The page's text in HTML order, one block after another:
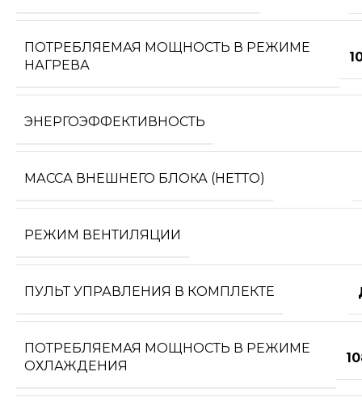
ПОТРЕБЛЯЕМАЯ МОЩНОСТЬ В РЕЖИМЕ
НАГРЕВА
ЭНЕРГОЭФФЕКТИВНОСТЬ
МАССА ВНЕШНЕГО БЛОКА (НЕТТО)
РЕЖИМ ВЕНТИЛЯЦИИ
ПУЛЬТ УПРАВЛЕНИЯ В КОМПЛЕКТЕ
ПОТРЕБЛЯЕМАЯ МОЩНОСТЬ В РЕЖИМЕ
ОХЛАЖДЕНИЯ